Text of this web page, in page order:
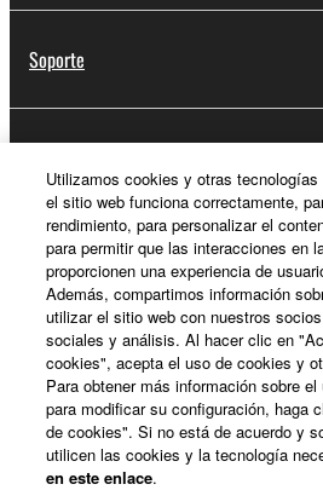
Soporte
Acerca de Yamaha
España - Spanish
Empresa
Utilizamos cookies y otras tecnologías
el sitio web funciona correctamente,
rendimiento, para personalizar el
para permitir que las interacciones en
proporcionen una experiencia de
Además, compartimos información
utilizar el sitio web con nuestros
sociales y análisis. Al hacer clic en
cookies", acepta el uso de cookies y
Para obtener más información sobre
para modificar su configuración, haga
de cookies". Si no está de acuerdo y
utilicen las cookies y la tecnología
en este enlace.